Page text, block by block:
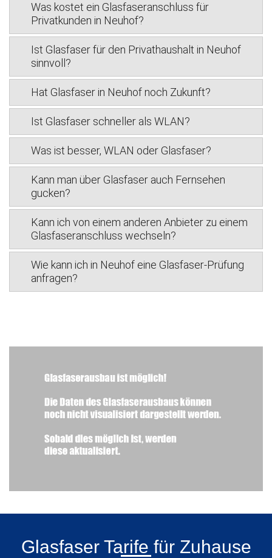
Was kostet ein Glasfaseranschluss für
Privatkunden in Neuhof?
Ist Glasfaser für den Privathaushalt in Neuhof
sinnvoll?
Hat Glasfaser in Neuhof noch Zukunft?
Ist Glasfaser schneller als WLAN?
Was ist besser, WLAN oder Glasfaser?
Kann man über Glasfaser auch Fernsehen
gucken?
Kann ich von einem anderen Anbieter zu einem
Glasfaseranschluss wechseln?
Wie kann ich in Neuhof eine Glasfaser-Prüfung
anfragen?
Glasfaser Tarife für Zuhause